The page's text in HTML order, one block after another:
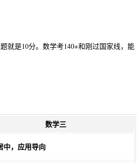
就是10分。数学考140+和刚过国家线，能
数学三
中，应用导向